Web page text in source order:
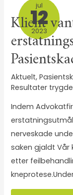
jul
12
2023
Klient
Aktuelt,
Resultater
Indem
nerveskade
saken gjaldt Vår
etter